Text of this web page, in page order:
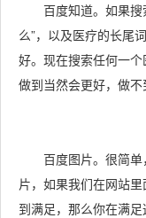
百度知道。如果搜
么”，以及医疗的长尾
好。现在搜索任何一
做到当然会更好，做不
百度图片。很简单，
片，如果我们在网站
到满足，那么你在满